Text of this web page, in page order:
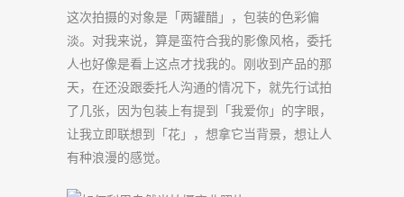
这次拍摄的对象是「两罐醋」，包装的色彩偏
淡。对我来说，算是蛮符合我的影像风格，委托
人也好像是看上这点才找我的。刚收到产品的那
天，在还没跟委托人沟通的情况下，就先行试拍
了几张，因为包装上有提到「我爱你」的字眼，
让我立即联想到「花」，想拿它当背景，想让人
有种浪漫的感觉。